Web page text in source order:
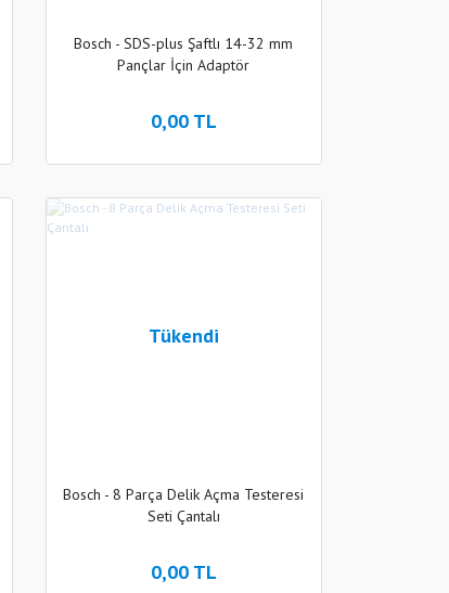
Bosch - SDS-plus Şaftlı 14-32 mm
Pançlar İçin Adaptör
0,00 TL
Tükendi
Bosch - 8 Parça Delik Açma Testeresi
Seti Çantalı
0,00 TL